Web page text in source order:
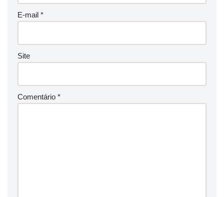
E-mail *
Site
Comentário *